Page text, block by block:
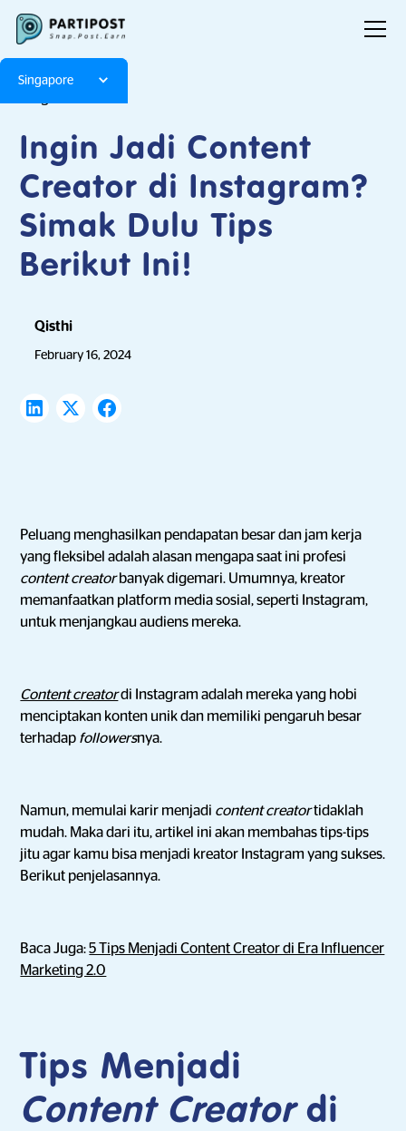
Singapore
Ingin Jadi Content
Creator di Instagram?
Simak Dulu Tips
Berikut Ini!
Qisthi
February 16, 2024
Peluang menghasilkan pendapatan besar dan jam kerja
yang fleksibel adalah alasan mengapa saat ini profesi
content creatorbanyak digemari. Umumnya, kreator
memanfaatkan platform media sosial, seperti Instagram,
untuk menjangkau audiens mereka.
Content creatordi Instagram adalah mereka yang hobi
menciptakan konten unik dan memiliki pengaruh besar
terhadap followersnya.
Namun, memulai karir menjadi content creatortidaklah
mudah. Maka dari itu, artikel ini akan membahas tips-tips
jitu agar kamu bisa menjadi kreator Instagram yang sukses.
Berikut penjelasannya.
Baca Juga:5 Tips Menjadi Content Creator di Era Influencer
Marketing 2.0
Tips Menjadi
Content Creatordi